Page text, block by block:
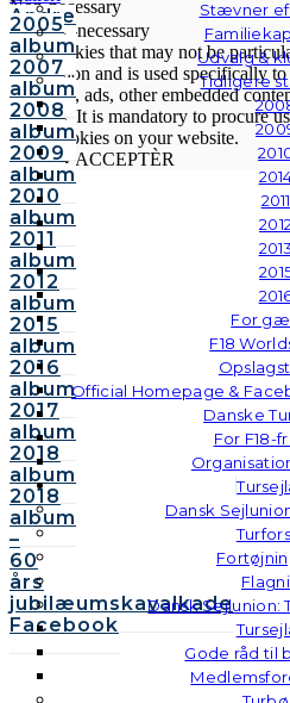
Stævner
Udvalg &
Tidligere
2011
2012
2013
For
F18
Official Homepage &
Danske
For F18-
Dansk
Dansk Sejlunion:
Gode råd til
Andre
fotos
2005
album
2007
album
2008
album
2009
album
2010
album
2011
album
2012
album
2015
album
2016
album
2017
album
2018
album
2018
album
–
60
års
jubilæumskavalkade
Facebook
Non-necessary
Non-necessary
Any cookies that may not be
to function and is used specifically
analytics, ads, other embedded
cookies. It is mandatory to procure
these cookies on your website.
GEM & ACCEPTÈR